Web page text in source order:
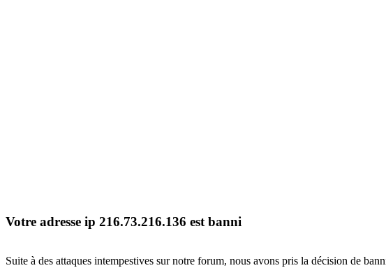
Votre adresse ip 216.73.216.136 est banni
Suite à des attaques intempestives sur notre forum, nous avons pris la décision de